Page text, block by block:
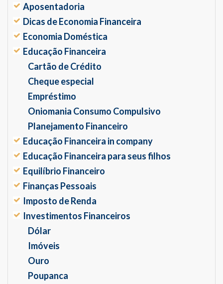
Aposentadoria
Dicas de Economia Financeira
Economia Doméstica
Educação Financeira
Cartão de Crédito
Cheque especial
Empréstimo
Oniomania Consumo Compulsivo
Planejamento Financeiro
Educação Financeira in company
Educação Financeira para seus filhos
Equilíbrio Financeiro
Finanças Pessoais
Imposto de Renda
Investimentos Financeiros
Dólar
Imóveis
Ouro
Poupanca